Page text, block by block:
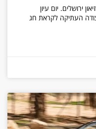
ירושלים. יום עיון
העתיקה לקראת חג